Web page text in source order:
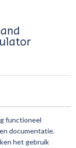
functioneel
documentatie.
het gebruik